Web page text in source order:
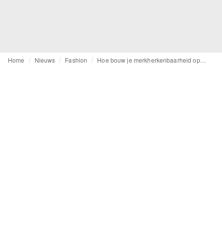
Home Nieuws Fashion Hoe bouw je merkherkenbaarheid op zonder trendgedreven te zijn?